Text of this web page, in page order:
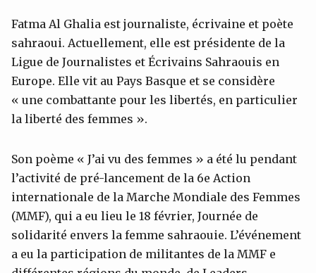
Fatma Al Ghalia est journaliste, écrivaine et poète
sahraoui. Actuellement, elle est présidente de la
Ligue de Journalistes et Écrivains Sahraouis en
Europe. Elle vit au Pays Basque et se considère
« une combattante pour les libertés, en particulier
la liberté des femmes ».
Son poème « J’ai vu des femmes » a été lu pendant
l’activité de pré-lancement de la 6e Action
internationale de la Marche Mondiale des Femmes
(MMF), qui a eu lieu le 18 février, Journée de
solidarité envers la femme sahraouie. L’événement
a eu la participation de militantes de la MMF e